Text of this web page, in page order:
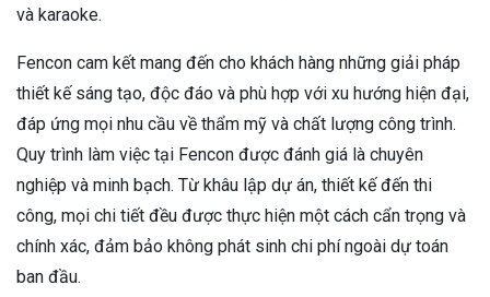
và karaoke.
Fencon cam kết mang đến cho khách hàng những giải pháp
thiết kế sáng tạo, độc đáo và phù hợp với xu hướng hiện đại,
đáp ứng mọi nhu cầu về thẩm mỹ và chất lượng công trình.
Quy trình làm việc tại Fencon được đánh giá là chuyên
nghiệp và minh bạch. Từ khâu lập dự án, thiết kế đến thi
công, mọi chi tiết đều được thực hiện một cách cẩn trọng và
chính xác, đảm bảo không phát sinh chi phí ngoài dự toán
ban đầu.